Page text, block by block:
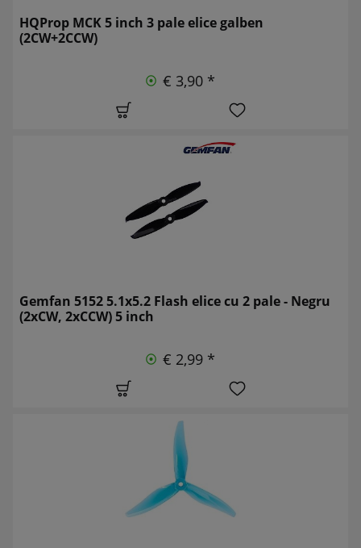
HQProp MCK 5 inch 3 pale elice galben
(2CW+2CCW)
€ 3,90 *
Gemfan 5152 5.1x5.2 Flash elice cu 2 pale - Negru
(2xCW, 2xCCW) 5 inch
€ 2,99 *